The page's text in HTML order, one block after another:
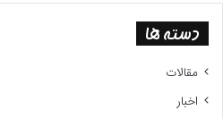
دسته ها
مقالات
اخبار